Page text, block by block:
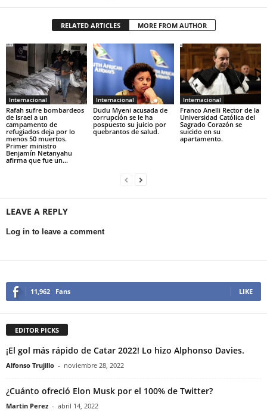
RELATED ARTICLES MORE FROM AUTHOR
Internacional
Rafah sufre bombardeos
de Israel a un
campamento de
refugiados deja por lo
menos 50 muertos.
Primer ministro
Benjamín Netanyahu
afirma que fue un...
Internacional
Dudu Myeni acusada de
corrupción se le ha
pospuesto su juicio por
quebrantos de salud.
Internacional
Franco Anelli Rector de la
Universidad Católica del
Sagrado Corazón se
suicido en su
apartamento.
LEAVE A REPLY
Log in to leave a comment
11,962 Fans LIKE
EDITOR PICKS
¡El gol más rápido de Catar 2022! Lo hizo Alphonso Davies.
Alfonso Trujillo - noviembre 28, 2022
¿Cuánto ofreció Elon Musk por el 100% de Twitter?
Martin Perez - abril 14, 2022